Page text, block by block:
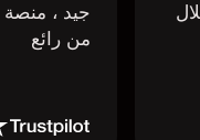
جيد ،
من رائع